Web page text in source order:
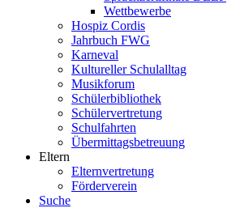
Wettbewerbe
Hospiz Cordis
Jahrbuch FWG
Karneval
Kultureller Schulalltag
Musikforum
Schülerbibliothek
Schülervertretung
Schulfahrten
Übermittagsbetreuung
Eltern
Elternvertretung
Förderverein
Suche